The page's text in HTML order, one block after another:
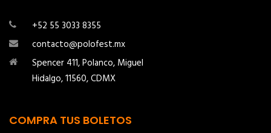
+52 55 3033 8355
contacto@polofest.mx
Spencer 411, Polanco, Miguel
Hidalgo, 11560, CDMX
COMPRA TUS BOLETOS